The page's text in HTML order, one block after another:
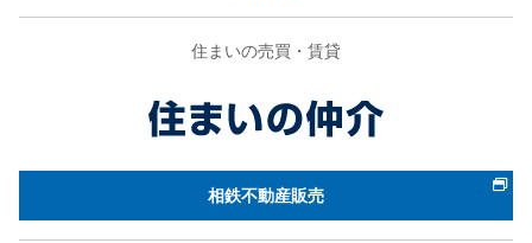
住まいの売買・賃貸
相鉄不動産販売